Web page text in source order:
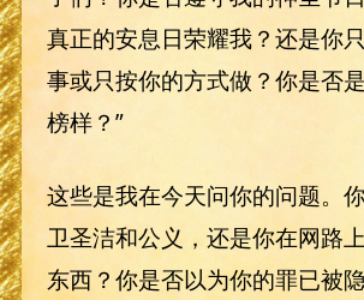
真正的安息日荣耀我？还是你
事或只按你的方式做？你是否
榜样？”
这些是我在今天问你的问题。
卫圣洁和公义，还是你在网路
东西？你是否以为你的罪已被